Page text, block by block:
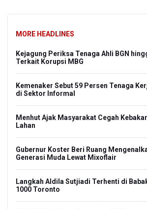
MORE HEADLINES
Kejagung Periksa Tenaga Ahli BGN
Terkait Korupsi MBG
Kemenaker Sebut 59 Persen Tenaga
di Sektor Informal
Menhut Ajak Masyarakat Cegah
Lahan
Gubernur Koster Beri Ruang
Generasi Muda Lewat Mixoflair
Langkah Aldila Sutjiadi Terhenti di
1000 Toronto